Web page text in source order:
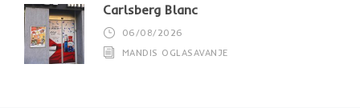
Carlsberg Blanc
06/08/2026
MANDIS OGLASAVANJE